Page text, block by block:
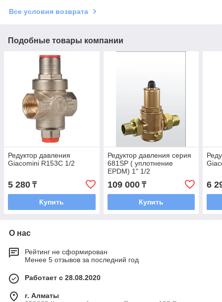
Все условия возврата
Подобные товары компании
Редуктор давления
Giacomini R153C 1/2
5 280 ₸
Купить
Редуктор давления серия
681SP ( уплотнение
EPDM) 1" 1/2
109 000₸
Купить
6
О нас
Рейтинг не сформирован
Менее 5 отзывов за последний год
Работает с 28.08.2020
г. Алматы